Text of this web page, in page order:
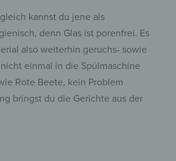
kannst du jene als
denn Glas ist porenfrei. Es
also weiterhin geruchs- sowie
einmal in die Spülmaschine
Rote Beete, kein Problem
bringst du die Gerichte aus der